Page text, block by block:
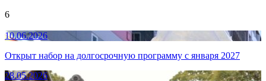
6
10.06.2026
Открыт набор на долгосрочную программу с января 2027
28.05.2026